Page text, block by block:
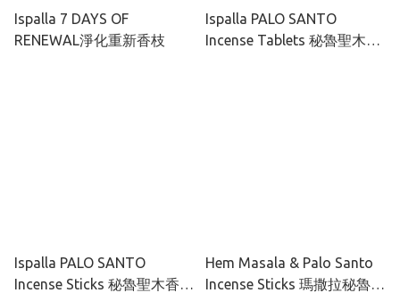
Ispalla 7 DAYS OF
RENEWAL淨化重新香枝
Ispalla PALO SANTO
Incense Tablets 秘魯聖木香
Ispalla PALO SANTO
Incense Sticks 秘魯聖木香枝
Hem Masala & Palo Santo
Incense Sticks 瑪撒拉秘魯聖